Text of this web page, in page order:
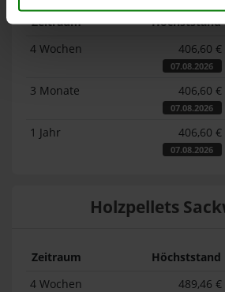
Zeitraum Höchststand
4 Wochen
406,60 €
07.08.2026
3 Monate 406,60 €
07.08.2026
1 Jahr 406,60 €
07.08.2026
Holzpellets
Zeitraum Höchststand
4 Wochen
489,46 €